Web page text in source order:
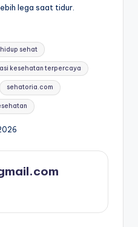
lega saat tidur.
sehat
kesehatan terpercaya
sehatoria.com